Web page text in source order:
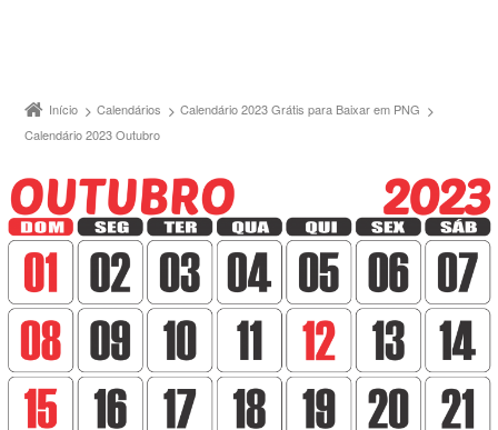
Início Calendários
Calendário 2023 Grátis para Baixar em PNG
Calendário 2023 Outubro